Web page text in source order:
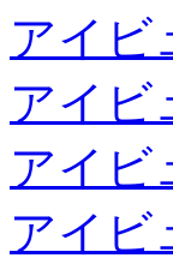
アイビ
アイビ
アイビ
アイビ